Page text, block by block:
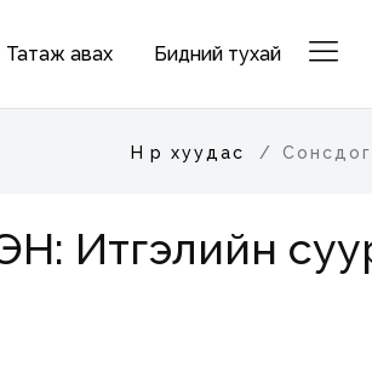
Татаж авах Бидний тухай
Нүүр хуудас
Итгэлийн